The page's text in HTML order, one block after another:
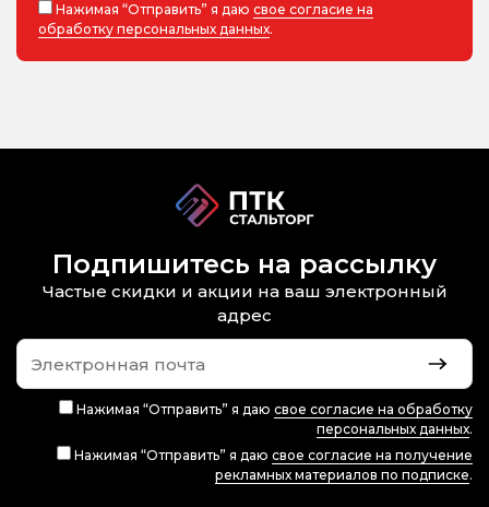
Нажимая “Отправить” я даю свое согласие на
обработку персональных данных.
Подпишитесь на рассылку
Частые скидки и акции на ваш электронный
адрес
Нажимая “Отправить” я даю свое согласие на обработку
персональных данных.
Нажимая “Отправить” я даю свое согласие на получение
рекламных материалов по подписке.